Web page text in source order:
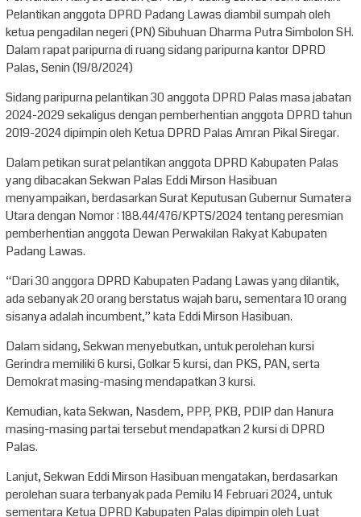
Pelantikan anggota DPRD Padang Lawas diambil sumpah oleh
ketua pengadilan negeri (PN) Sibuhuan Dharma Putra Simbolon SH.
Dalam rapat paripurna di ruang sidang paripurna kantor DPRD
Palas, Senin (19/8/2024)
Sidang paripurna pelantikan 30 anggota DPRD Palas masa jabatan
2024-2029 sekaligus dengan pemberhentian anggota DPRD tahun
2019-2024 dipimpin oleh Ketua DPRD Palas Amran Pikal Siregar.
Dalam petikan surat pelantikan anggota DPRD Kabupaten Palas
yang dibacakan Sekwan Palas Eddi Mirson Hasibuan
menyampaikan, berdasarkan Surat Keputusan Gubernur Sumatera
Utara dengan Nomor : 188.44/476/KPTS/2024 tentang peresmian
pemberhentian anggota Dewan Perwakilan Rakyat Kabupaten
Padang Lawas.
“Dari 30 anggora DPRD Kabupaten Padang Lawas yang dilantik,
ada sebanyak 20 orang berstatus wajah baru, sementara 10 orang
sisanya adalah incumbent,” kata Eddi Mirson Hasibuan.
Dalam sidang, Sekwan menyebutkan, untuk perolehan kursi
Gerindra memiliki 6 kursi, Golkar 5 kursi, dan PKS, PAN, serta
Demokrat masing-masing mendapatkan 3 kursi.
Kemudian, kata Sekwan, Nasdem, PPP, PKB, PDIP dan Hanura
masing-masing partai tersebut mendapatkan 2 kursi di DPRD
Palas.
Lanjut, Sekwan Eddi Mirson Hasibuan mengatakan, berdasarkan
perolehan suara terbanyak pada Pemilu 14 Februari 2024, untuk
sementara Ketua DPRD Kabupaten Palas dipimpin oleh Luat